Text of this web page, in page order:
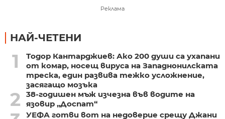
Реклама
НАЙ-ЧЕТЕНИ
1
Тодор Кантарджиев: Ако 200 души са ухапани
от комар, носещ вируса на Западнонилската
треска, един развива тежко усложнение,
засягащо мозъка
2
38-годишен мъж изчезна във водите на
язовир „Доспат“
УЕФА готви вот на недоверие срещу Джани